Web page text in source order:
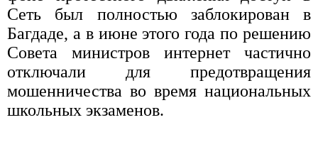
Сеть был полностью заблокирован в
Багдаде, а в июне этого года по решению
Совета министров интернет частично
отключали для предотвращения
мошенничества во время национальных
школьных экзаменов.